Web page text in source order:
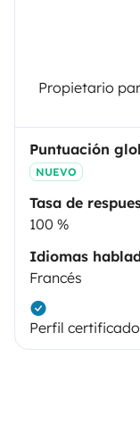
Propietario
Puntuación
NUEVO
Tasa de
100 %
Idiomas
Francés
Perfil certificado